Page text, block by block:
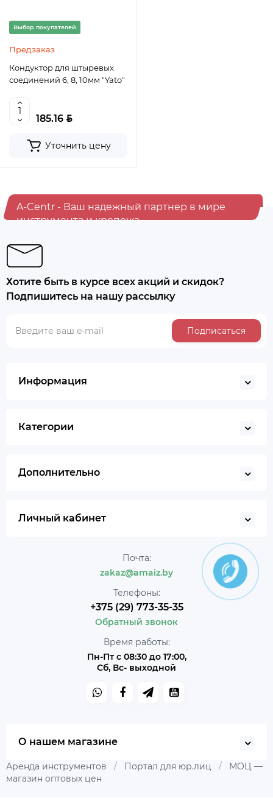
Выбор покупателей
Предзаказ
Кондуктор для штыревых
соединений 6, 8, 10мм "Yato"
185.16 BYN
Уточнить цену
A-Centr - Ваш надежный партнер в мире
инструмента и крепежа
Хотите быть в курсе всех акций и скидок?
Подпишитесь на нашу рассылку
Подписаться
Информация
Категории
Дополнительно
Личный кабинет
Почта:
zakaz@amaiz.by
Телефоны:
+375 (29) 773-35-35
Обратный звонок
Время работы:
Пн-Пт с 08:30 до 17:00,
Сб, Вс- выходной
О нашем магазине
Аренда инструментов / Портал для юр.лиц /
МОЦ —
магазин оптовых цен